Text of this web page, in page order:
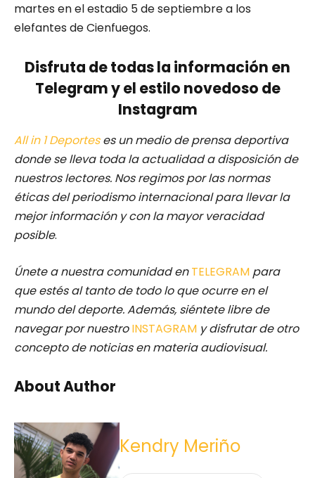
martes en el estadio 5 de septiembre a los
elefantes de Cienfuegos.
Disfruta de todas la información en
Telegram y el estilo novedoso de
Instagram
All in 1 Deporteses un medio de prensa deportiva
donde se lleva toda la actualidad a disposición de
nuestros lectores. Nos regimos por las normas
éticas del periodismo internacional para llevar la
mejor información y con la mayor veracidad
posible.
Únete a nuestra comunidad enTELEGRAM para
que estés al tanto de todo lo que ocurre en el
mundo del deporte. Además, siéntete libre de
navegar por nuestro INSTAGRAM y disfrutar de otro
concepto de noticias en materia audiovisual.
About Author
Kendry Meriño